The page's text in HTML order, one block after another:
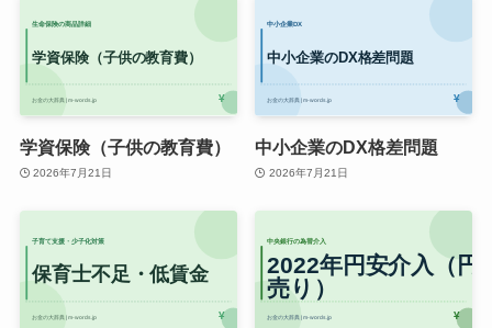
学資保険（子供の教育費）
2026年7月21日
中小企業のDX格差問題
2026年7月21日